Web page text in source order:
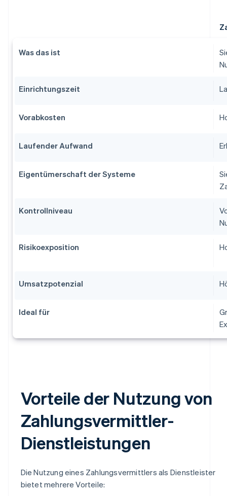
Was das ist
Einrichtungszeit
Vorabkosten
Laufender Aufwand
Eigentümerschaft der Systeme
Kontrollniveau
Risikoexposition
Umsatzpotenzial
Ideal für
Vorteile der Nutzung von
Zahlungsvermittler-
Dienstleistungen
Die Nutzung eines Zahlungsvermittlers als Dienstleister
bietet mehrere Vorteile: